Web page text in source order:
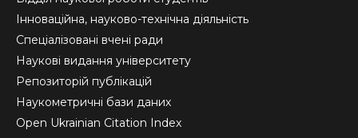
Інноваційна, науково-технічна діяльність
Спеціалізовані вчені ради
Наукові видання університету
Репозиторій публікацій
Наукометричні бази даних
Open Ukrainian Citation Index